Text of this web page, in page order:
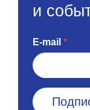
и
E-mail